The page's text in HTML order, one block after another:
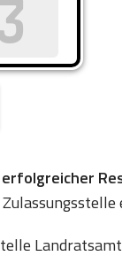
erfolgreicher